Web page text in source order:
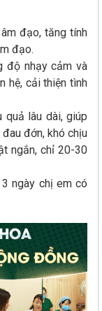
đạo, tăng tính
đạo.
độ nhạy cảm và
hệ, cải thiện tình
quả lâu dài, giúp
đớn, khó chịu
ngắn, chỉ 20-30
ngày chị em có